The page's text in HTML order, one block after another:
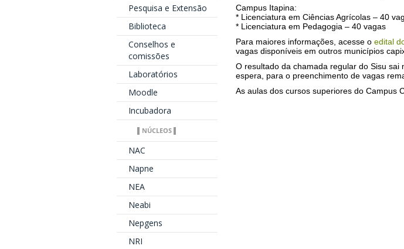
Pesquisa e Extensão
Biblioteca
Conselhos e
comissões
Laboratórios
Moodle
Incubadora
▌NÚCLEOS ▌
NAC
Napne
NEA
Neabi
Nepgens
NRI
Campus Itapina:
* Licenciatura em Ciências Agrícolas – 40
* Licenciatura em Pedagogia – 40 vagas
Para maiores informações, acesse o edital
vagas disponíveis em outros municípios
O resultado da chamada regular do Sisu
espera, para o preenchimento de vagas
As aulas dos cursos superiores do Campus